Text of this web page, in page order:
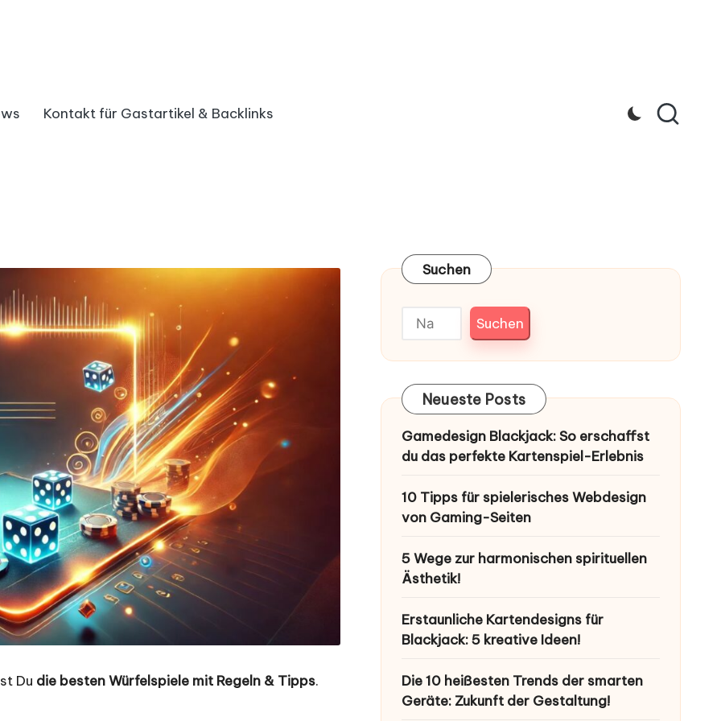
Kontakt für Gastartikel & Backlinks
Du die besten Würfelspiele mit Regeln & Tipps.
Suchen
Suchen
Neueste Posts
Gamedesign Blackjack: So erschaffst
du das perfekte Kartenspiel-Erlebnis
10 Tipps für spielerisches Webdesign
von Gaming-Seiten
5 Wege zur harmonischen spirituellen
Ästhetik!
Erstaunliche Kartendesigns für
Blackjack: 5 kreative Ideen!
Die 10 heißesten Trends der smarten
Geräte: Zukunft der Gestaltung!